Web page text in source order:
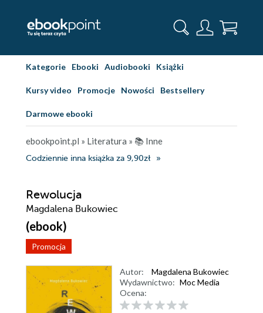
Kategorie Ebooki Audiobooki Książki
Kursy video Promocje Nowości Bestsellery
Darmowe ebooki
ebookpoint.pl » Literatura » 📚 Inne
Codziennie inna książka za 9,90zł
Rewolucja
Magdalena Bukowiec
(ebook)
Promocja
Autor:
Magdalena Bukowiec
Wydawnictwo: Moc Media
Ocena: